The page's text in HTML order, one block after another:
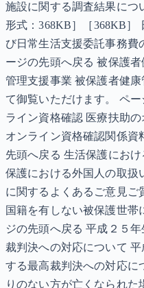
施設に関する調査結果につ
形式：368KB］［368KB］
び日常生活支援委託事務費
ージの先頭へ戻る 被保護
管理支援事業 被保護者健
て御覧いただけます。 ペ
ライン資格確認 医療扶助
オンライン資格確認関係資
先頭へ戻る 生活保護にお
保護における外国人の取扱
に関するよくあるご意見ご
国籍を有しない被保護世帯
ジの先頭へ戻る 平成２５
裁判決への対応について
する最高裁判決への対応に
りのない方が亡くなられた